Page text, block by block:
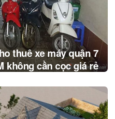
thuê xe máy quận 7
không cần cọc giá rẻ